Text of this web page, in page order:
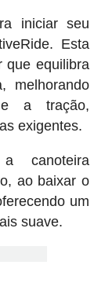
iniciar seu
Esta
que equilibra
melhorando
a tração,
exigentes.
canoteira
ao baixar o
um
suave.